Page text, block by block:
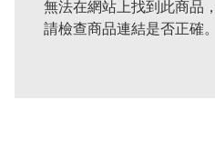
無法在網站上找到此商品
請檢查商品連結是否正確。